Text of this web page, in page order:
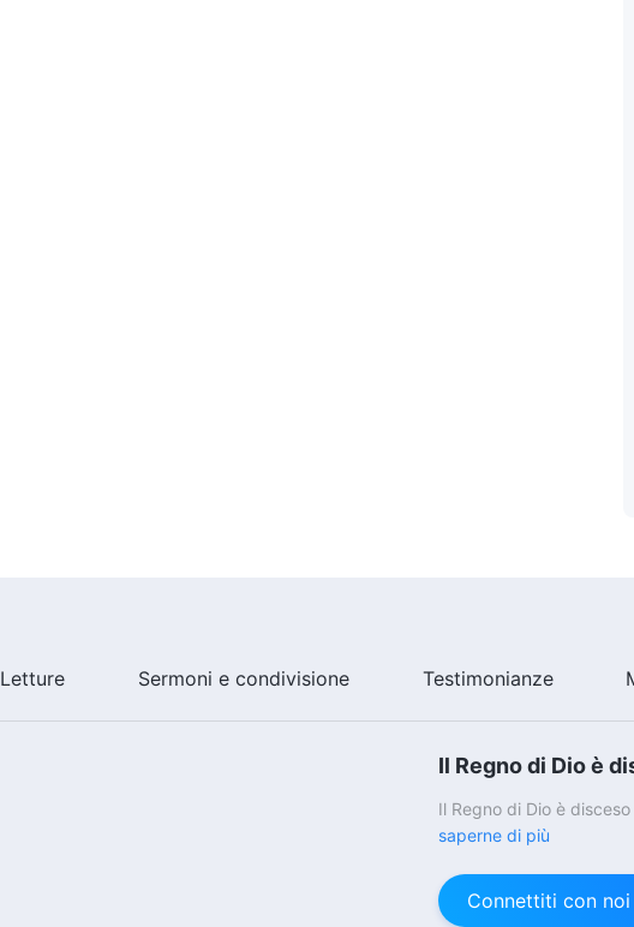
Letture Sermoni e condivisione Testimonianze
Il Regno di Dio è
Il Regno di Dio è
saperne di più
Connettiti con noi